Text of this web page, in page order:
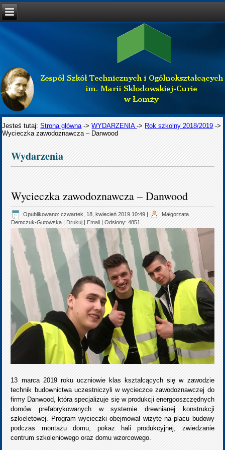
Jesteś tutaj:Strona główna ->WYDARZENIA-> Rok szkolny 2018/2019 ->
Wycieczka zawodoznawcza – Danwood
Wydarzenia
Wycieczka zawodoznawcza – Danwood
Opublikowano: czwartek, 18, kwiecień 2019 10:49 |
Małgorzata
Demczuk-Gutowska |Drukuj | Email | Odsłony: 4851
13 marca 2019 roku uczniowie klas kształcących się w zawodzie
technik budownictwa uczestniczyli w wycieczce zawodoznawczej do
firmy Danwood, która specjalizuje się w produkcji energooszczędnych
domów prefabrykowanych w systemie drewnianej konstrukcji
szkieletowej. Program wycieczki obejmował wizytę na placu budowy
podczas montażu domu, pokaz hali produkcyjnej, zwiedzanie
centrum szkoleniowego oraz domu wzorcowego.